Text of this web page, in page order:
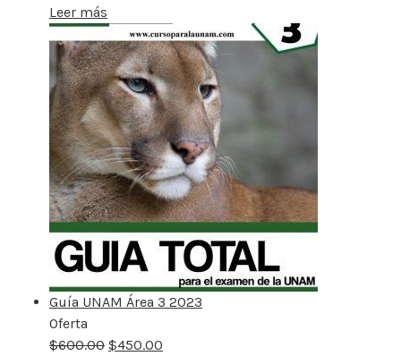
Leer más
Guía UNAM Área 3 2023
Oferta
rebajado
$600.00 $450.00